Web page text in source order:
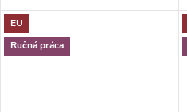
tvary, farby, vzory a veľkosti.
Objednajte si ich v našom e-
shope.
EU
Ručná práca